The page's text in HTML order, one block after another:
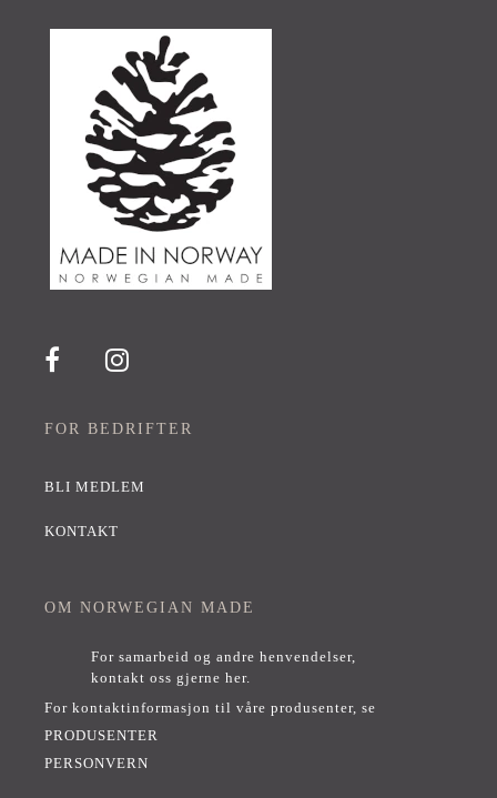
Alternativene
FOR BEDRIFTER
BLI MEDLEM
KONTAKT
OM NORWEGIAN MADE
For samarbeid og andre henvendelser,
kontakt oss gjerne her.
For kontaktinformasjon til våre produsenter, se
PRODUSENTER
PERSONVERN